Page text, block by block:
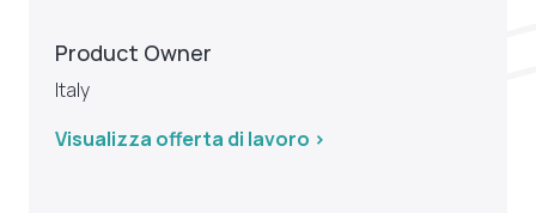
Product Owner
Italy
Visualizza offerta di lavoro >